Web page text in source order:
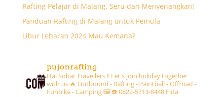
Rafting Pelajar di Malang, Seru dan Menyenangkan!
Panduan Rafting di Malang untuk Pemula
Libur Lebaran 2024 Mau Kemana?
pujonrafting
Hai Sobat Travellers !! Let's join holiday together
with us 🔥 Outbound - Rafting - Paintball - Offroad -
Funbike - Camping 🖼☎️ 0822-5713-8448 Fida